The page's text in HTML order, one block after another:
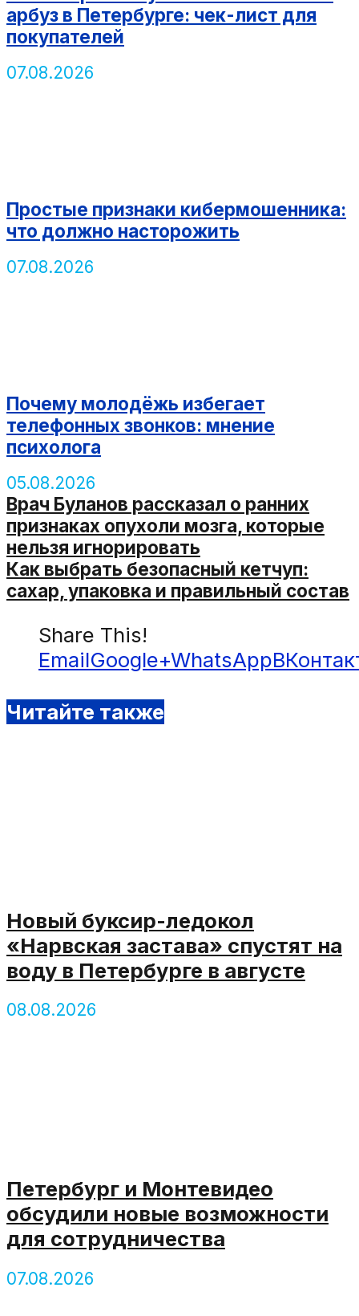
арбуз в Петербурге: чек-лист для
покупателей
07.08.2026
Простые признаки кибермошенника:
что должно насторожить
07.08.2026
Почему молодёжь избегает
телефонных звонков: мнение
психолога
05.08.2026
Врач Буланов рассказал о ранних
признаках опухоли мозга, которые
нельзя игнорировать
Как выбрать безопасный кетчуп:
сахар, упаковка и правильный состав
Share This!
EmailGoogle+WhatsApp
Читайте также
Новый буксир-ледокол
«Нарвская застава» спустят на
воду в Петербурге в августе
08.08.2026
Петербург и Монтевидео
обсудили новые возможности
для сотрудничества
07.08.2026